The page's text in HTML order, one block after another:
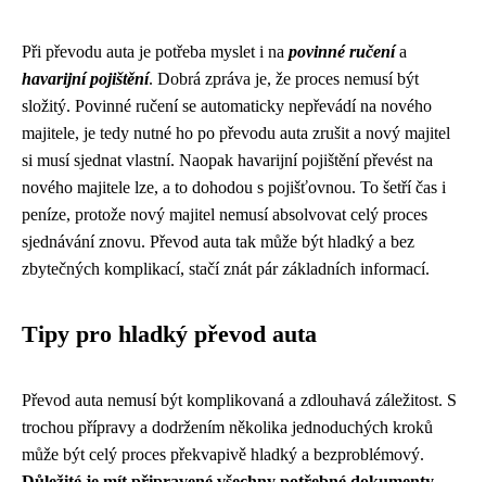
Při převodu auta je potřeba myslet i na povinné ručenía
havarijní pojištění. Dobrá zpráva je, že proces nemusí být
složitý. Povinné ručení se automaticky nepřevádí na nového
majitele, je tedy nutné ho po převodu auta zrušit a nový majitel
si musí sjednat vlastní. Naopak havarijní pojištění převést na
nového majitele lze, a to dohodou s pojišťovnou. To šetří čas i
peníze, protože nový majitel nemusí absolvovat celý proces
sjednávání znovu. Převod auta tak může být hladký a bez
zbytečných komplikací, stačí znát pár základních informací.
Tipy pro hladký převod auta
Převod auta nemusí být komplikovaná a zdlouhavá záležitost. S
trochou přípravy a dodržením několika jednoduchých kroků
může být celý proces překvapivě hladký a bezproblémový.